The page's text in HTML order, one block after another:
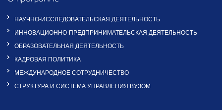
НАУЧНО-ИССЛЕДОВАТЕЛЬСКАЯ ДЕЯТЕЛЬНОСТЬ
ИННОВАЦИОННО-ПРЕДПРИНИМАТЕЛЬСКАЯ ДЕЯТЕЛЬНОСТЬ
ОБРАЗОВАТЕЛЬНАЯ ДЕЯТЕЛЬНОСТЬ
КАДРОВАЯ ПОЛИТИКА
МЕЖДУНАРОДНОЕ СОТРУДНИЧЕСТВО
СТРУКТУРА И СИСТЕМА УПРАВЛЕНИЯ ВУЗОМ